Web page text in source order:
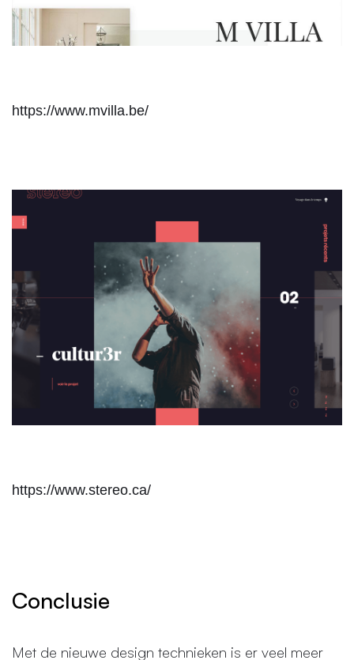
https://www.mvilla.be/
https://www.stereo.ca/
Conclusie
Met de nieuwe design technieken is er veel meer